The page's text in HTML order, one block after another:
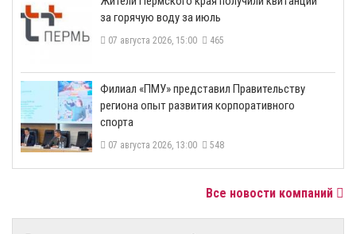
за горячую воду за июль
07 августа 2026, 15:00 465
​Филиал «ПМУ» представил Правительству
региона опыт развития корпоративного
спорта
07 августа 2026, 13:00 548
Все новости компаний